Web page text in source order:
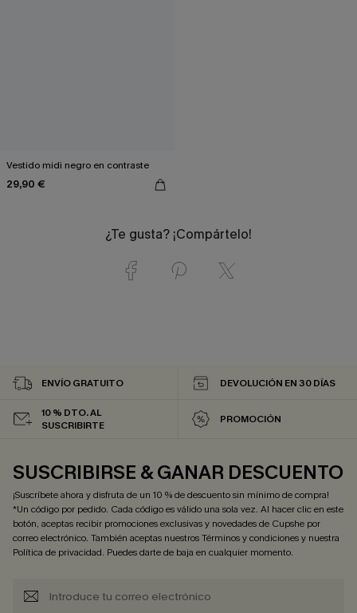
Vestido midi negro en contraste
29,90 €
¿Te gusta? ¡Compártelo!
ENVÍO GRATUITO DEVOLUCIÓN EN 30 DÍAS
10 % DTO. AL
SUSCRIBIRTE
PROMOCIÓN
SUSCRIBIRSE & GANAR DESCUENTO
¡Suscríbete ahora y disfruta de un 10 % de descuento sin mínimo de compra!
*Un código por pedido. Cada código es válido una sola vez. Al hacer clic en este
botón, aceptas recibir promociones exclusivas y novedades de Cupshe por
correo electrónico. También aceptas nuestrosTérminos y condicionesy nuestra
Política de privacidad. Puedes darte de baja en cualquier momento.